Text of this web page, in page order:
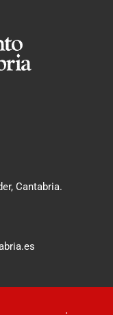
Cantabria.